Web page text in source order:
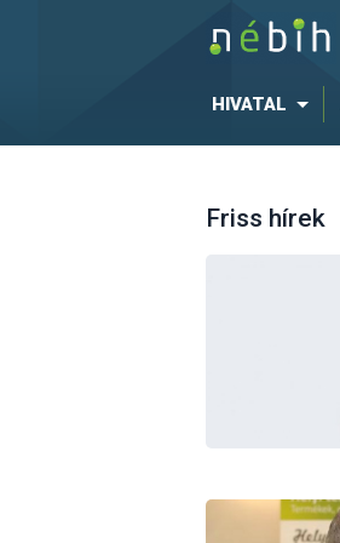
HIVATAL
Friss hírek